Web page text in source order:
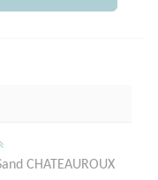
CHATEAUROUX